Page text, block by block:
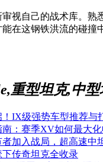
视自己的战术库。
在这钢铁洪流的碰撞
重型坦克,中
！IX级强势车型推荐与
：赛季XV如何最大化
者加入战局，超高速中
下传奇坦克全收录